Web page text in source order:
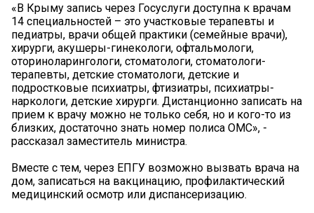
«В Крыму запись через Госуслуги доступна к врачам
14 специальностей – это участковые терапевты и
педиатры, врачи общей практики (семейные врачи),
хирурги, акушеры-гинекологи, офтальмологи,
оториноларингологи, стоматологи, стоматологи-
терапевты, детские стоматологи, детские и
подростковые психиатры, фтизиатры, психиатры-
наркологи, детские хирурги. Дистанционно записать на
прием к врачу можно не только себя, но и кого-то из
близких, достаточно знать номер полиса ОМС», -
рассказал заместитель министра.
Вместе с тем, через ЕПГУ возможно вызвать врача на
дом, записаться на вакцинацию, профилактический
медицинский осмотр или диспансеризацию.